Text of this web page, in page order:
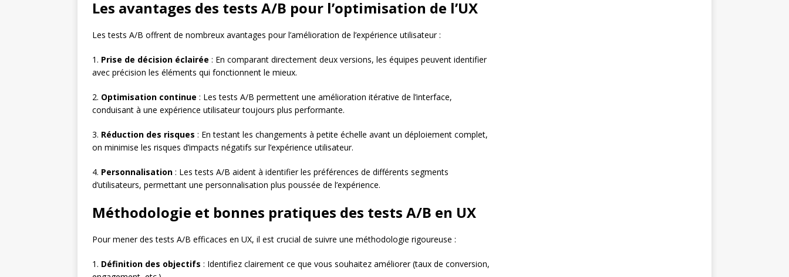
Les avantages des tests A/B pour l’optimisation de l’UX
Les tests A/B offrent de nombreux avantages pour l’amélioration de l’expérience utilisateur :
1. Prise de décision éclairée : En comparant directement deux versions, les équipes peuvent identifier
avec précision les éléments qui fonctionnent le mieux.
2. Optimisation continue : Les tests A/B permettent une amélioration itérative de l’interface,
conduisant à une expérience utilisateur toujours plus performante.
3. Réduction des risques : En testant les changements à petite échelle avant un déploiement complet,
on minimise les risques d’impacts négatifs sur l’expérience utilisateur.
4. Personnalisation : Les tests A/B aident à identifier les préférences de différents segments
d’utilisateurs, permettant une personnalisation plus poussée de l’expérience.
Méthodologie et bonnes pratiques des tests A/B en UX
Pour mener des tests A/B efficaces en UX, il est crucial de suivre une méthodologie rigoureuse :
1. Définition des objectifs : Identifiez clairement ce que vous souhaitez améliorer (taux de conversion,